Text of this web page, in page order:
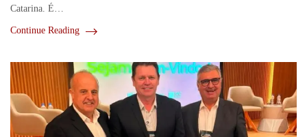
Catarina. É…
Continue Reading